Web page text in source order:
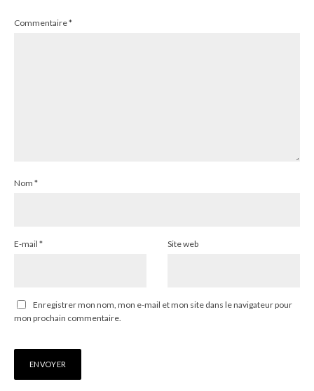
Commentaire*
Nom *
E-mail * Site web
Enregistrer mon nom, mon e-mail et mon site dans le navigateur pour
mon prochain commentaire.